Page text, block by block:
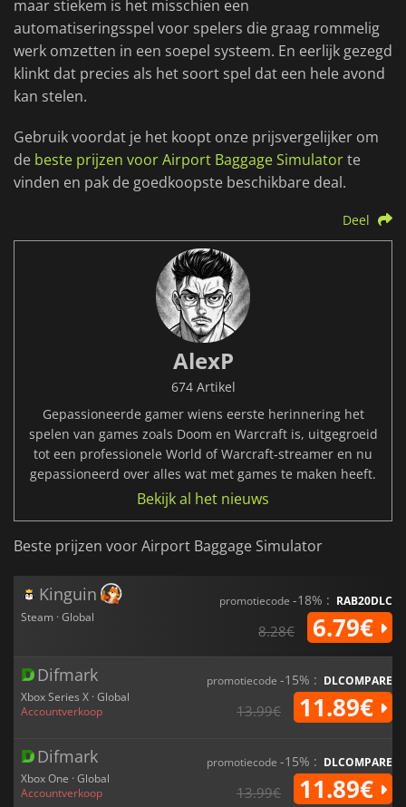
maar stiekem is het misschien een
automatiseringsspel voor spelers die graag rommelig
werk omzetten in een soepel systeem. En eerlijk gezegd
klinkt dat precies als het soort spel dat een hele avond
kan stelen.
Gebruik voordat je het koopt onze prijsvergelijker om
de beste prijzen voor Airport Baggage Simulatorte
vinden en pak de goedkoopste beschikbare deal.
Deel
AlexP
674 Artikel
Gepassioneerde gamer wiens eerste herinnering het
spelen van games zoals Doom en Warcraft is, uitgegroeid
tot een professionele World of Warcraft-streamer en nu
gepassioneerd over alles wat met games te maken heeft.
Bekijk al het nieuws
Beste prijzen voor Airport Baggage Simulator
Kinguin
Steam · Global
promotiecode -18% : RAB20DLC
8.28€ 6.79€
Difmark
Xbox Series X · Global
Accountverkoop
promotiecode -15% : DLCOMPARE
13.99€ 11.89€
Difmark
Xbox One · Global
Accountverkoop
promotiecode -15% : DLCOMPARE
13.99€ 11.89€